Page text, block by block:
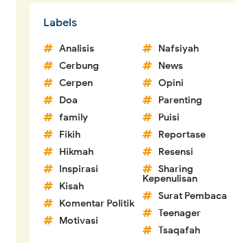
Labels
Analisis
Cerbung
Cerpen
Doa
family
Fikih
Hikmah
Inspirasi
Kisah
Komentar Politik
Motivasi
Nafsiyah
News
Opini
Parenting
Puisi
Reportase
Resensi
Sharing
Kepenulisan
Surat Pembaca
Teenager
Tsaqafah